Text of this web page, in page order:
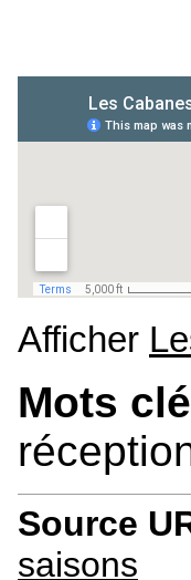
Afficher
Mots
Source
saisons